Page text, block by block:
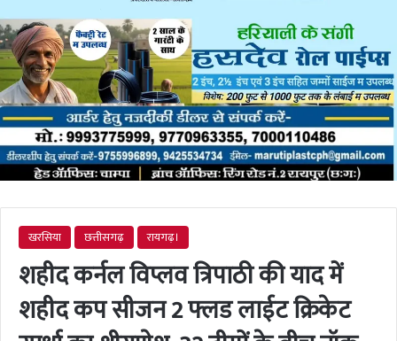
खरसिया छत्तीसगढ़ रायगढ़।
शहीद कर्नल विप्लव त्रिपाठी की याद में
शहीद कप सीजन 2 फ्लड लाईट क्रिकेट